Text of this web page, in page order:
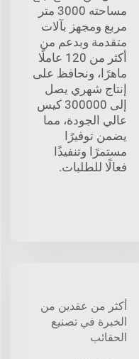
مساحته 3000 متر
مربع ومجهز بآلات
متقدمة وبدعم من
أكثر من 120 عاملًا
ماهرًا، ونحافظ على
إنتاج شهري يصل
إلى 300000 كيس
عالي الجودة، مما
يضمن توفيرًا
مستمرًا وتنفيذًا
فعالًا للطلبات.
أكثر من عقدين من
الخبرة في تصنيع
الحقائب